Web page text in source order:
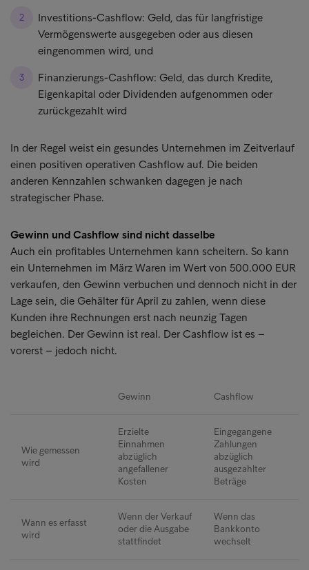
Investitions-Cashflow: Geld, das für langfristige
Vermögenswerte ausgegeben oder aus diesen
eingenommen wird, und
Finanzierungs-Cashflow: Geld, das durch Kredite,
Eigenkapital oder Dividenden aufgenommen oder
zurückgezahlt wird
In der Regel weist ein gesundes Unternehmen im Zeitverlauf
einen positiven operativen Cashflow auf. Die beiden
anderen Kennzahlen schwanken dagegen je nach
strategischer Phase.
Gewinn und Cashflow sind nicht dasselbe
Auch ein profitables Unternehmen kann scheitern. So kann
ein Unternehmen im März Waren im Wert von 500.000 EUR
verkaufen, den Gewinn verbuchen und dennoch nicht in der
Lage sein, die Gehälter für April zu zahlen, wenn diese
Kunden ihre Rechnungen erst nach neunzig Tagen
begleichen. Der Gewinn ist real. Der Cashflow ist es –
vorerst – jedoch nicht.
Gewinn Cashflow
Wie gemessen
wird
Erzielte
Einnahmen
abzüglich
angefallener
Kosten
Eingegangene
Zahlungen
abzüglich
ausgezahlter
Beträge
Wann es erfasst
wird
Wenn der Verkauf
oder die Ausgabe
stattfindet
Wenn das
Bankkonto
wechselt